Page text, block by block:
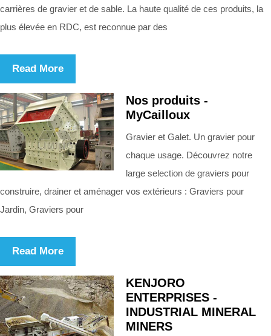
carrières de gravier et de sable. La haute qualité de ces produits, la
plus élevée en RDC, est reconnue par des
Read More
Nos produits -
MyCailloux
Gravier et Galet. Un gravier pour
chaque usage. Découvrez notre
large selection de graviers pour
construire, drainer et aménager vos extérieurs : Graviers pour
Jardin, Graviers pour
Read More
KENJORO
ENTERPRISES -
INDUSTRIAL MINERAL
MINERS